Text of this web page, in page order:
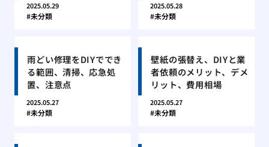
2025.05.29
未分類
2025.05.28
未分類
雨どい修理をDIYででき
る範囲、清掃、応急処
置、注意点
2025.05.27
未分類
壁紙の張替え、DIYと業
者依頼のメリット、デメ
リット、費用相場
2025.05.27
未分類